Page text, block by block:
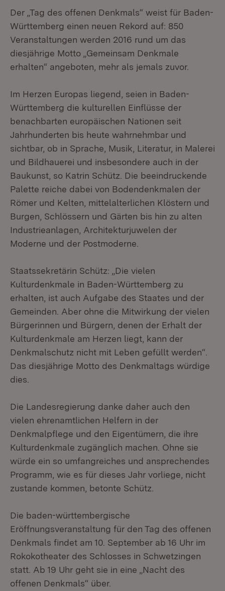
Der „Tag des offenen Denkmals“ weist für Baden-
Württemberg einen neuen Rekord auf: 850
Veranstaltungen werden 2016 rund um das
diesjährige Motto „Gemeinsam Denkmale
erhalten“ angeboten, mehr als jemals zuvor.
Im Herzen Europas liegend, seien in Baden-
Württemberg die kulturellen Einflüsse der
benachbarten europäischen Nationen seit
Jahrhunderten bis heute wahrnehmbar und
sichtbar, ob in Sprache, Musik, Literatur, in Malerei
und Bildhauerei und insbesondere auch in der
Baukunst, so Katrin Schütz. Die beeindruckende
Palette reiche dabei von Bodendenkmalen der
Römer und Kelten, mittelalterlichen Klöstern und
Burgen, Schlössern und Gärten bis hin zu alten
Industrieanlagen, Architekturjuwelen der
Moderne und der Postmoderne.
Staatssekretärin Schütz: „Die vielen
Kulturdenkmale in Baden-Württemberg zu
erhalten, ist auch Aufgabe des Staates und der
Gemeinden. Aber ohne die Mitwirkung der vielen
Bürgerinnen und Bürgern, denen der Erhalt der
Kulturdenkmale am Herzen liegt, kann der
Denkmalschutz nicht mit Leben gefüllt werden“.
Das diesjährige Motto des Denkmaltags würdige
dies.
Die Landesregierung danke daher auch den
vielen ehrenamtlichen Helfern in der
Denkmalpflege und den Eigentümern, die ihre
Kulturdenkmale zugänglich machen. Ohne sie
würde ein so umfangreiches und ansprechendes
Programm, wie es für dieses Jahr vorliege, nicht
zustande kommen, betonte Schütz.
Die baden-württembergische
Eröffnungsveranstaltung für den Tag des offenen
Denkmals findet am 10. September ab 16 Uhr im
Rokokotheater des Schlosses in Schwetzingen
statt. Ab 19 Uhr geht sie in eine „Nacht des
offenen Denkmals“ über.